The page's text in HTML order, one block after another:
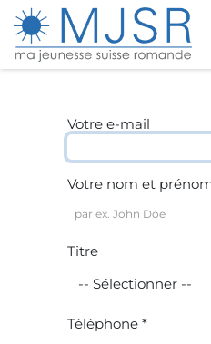
Se rendre au contenu
Votre e-mail
Votre nom et
Titre
Téléphone *